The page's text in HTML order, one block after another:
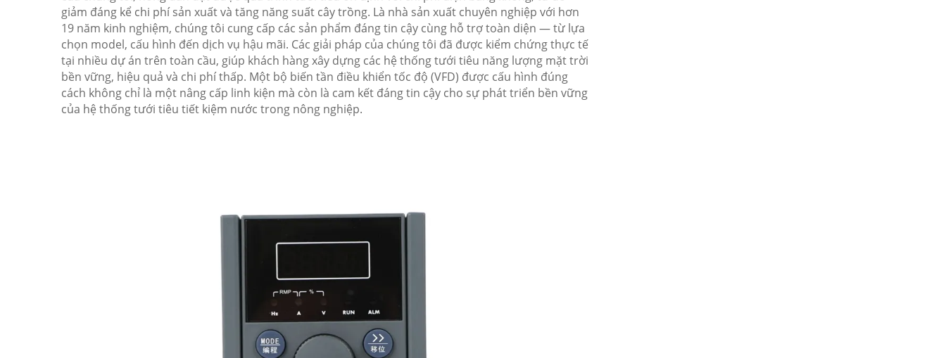
giảm đáng kể chi phí sản xuất và tăng năng suất cây trồng. Là nhà sản xuất chuyên nghiệp với hơn
19 năm kinh nghiệm, chúng tôi cung cấp các sản phẩm đáng tin cậy cùng hỗ trợ toàn diện — từ lựa
chọn model, cấu hình đến dịch vụ hậu mãi. Các giải pháp của chúng tôi đã được kiểm chứng thực tế
tại nhiều dự án trên toàn cầu, giúp khách hàng xây dựng các hệ thống tưới tiêu năng lượng mặt trời
bền vững, hiệu quả và chi phí thấp. Một bộ biến tần điều khiển tốc độ (VFD) được cấu hình đúng
cách không chỉ là một nâng cấp linh kiện mà còn là cam kết đáng tin cậy cho sự phát triển bền vững
của hệ thống tưới tiêu tiết kiệm nước trong nông nghiệp.